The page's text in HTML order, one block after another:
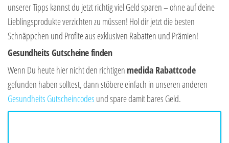
unserer Tipps kannst du jetzt richtig viel Geld sparen – ohne auf deine
Lieblingsprodukte verzichten zu müssen! Hol dir jetzt die besten
Schnäppchen und Profite aus exklusiven Rabatten und Prämien!
Gesundheits Gutscheine finden
Wenn Du heute hier nicht den richtigen medida Rabattcode
gefunden haben solltest, dann stöbere einfach in unseren anderen
Gesundheits Gutscheincodes und spare damit bares Geld.